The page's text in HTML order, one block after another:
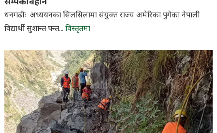
धनगढीः अध्ययनका सिलसिलामा संयुक्त राज्य अमेरिका पुगेका नेपाली
विद्यार्थी सुशान्त पन्त... विस्तृतमा